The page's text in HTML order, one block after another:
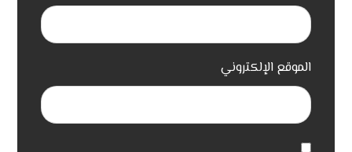
الموقع الإلكتروني